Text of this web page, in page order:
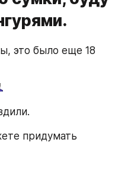
это было еще 18
придумать